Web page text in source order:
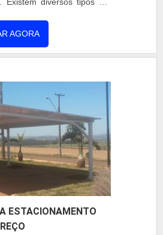
disso, o policarbonato é
o telhado em diversas
AGORA
ESTACIONAMENTO